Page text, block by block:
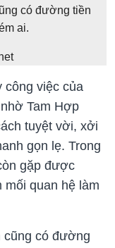
có đường tiền
ai.
công việc của
Tam Hợp
tuyệt vời, xởi
gọn lẹ. Trong
gặp được
mối quan hệ làm
cũng có đường